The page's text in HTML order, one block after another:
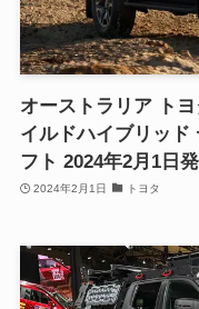
オーストラリア ト
イルドハイブリッド
フト 2024年2月1日
2024年2月1日 トヨタ